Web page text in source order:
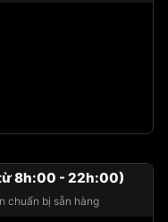
8h:00 - 22h:00)
chuẩn bị sẵn hàng